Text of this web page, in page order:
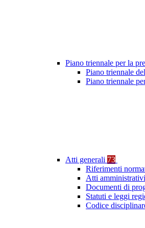
Piano triennale per la
Piano triennale
Piano triennale
Atti generali 73
Riferimenti
Atti
Documenti di
Statuti e leggi
Codice